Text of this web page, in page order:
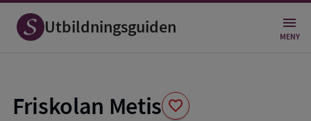
Utbildningsguiden MENY
Friskolan Metis favorite
Spara
som
favorit